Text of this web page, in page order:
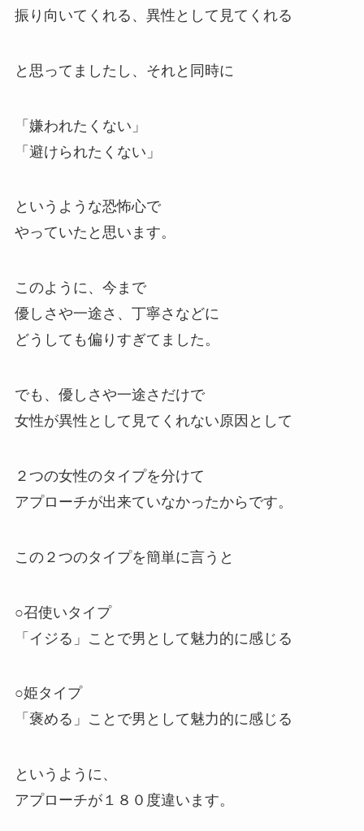
振り向いてくれる、異性として見てくれる
と思ってましたし、それと同時に
「嫌われたくない」
「避けられたくない」
というような恐怖心で
やっていたと思います。
このように、今まで
優しさや一途さ、丁寧さなどに
どうしても偏りすぎてました。
でも、優しさや一途さだけで
女性が異性として見てくれない原因として
２つの女性のタイプを分けて
アプローチが出来ていなかったからです。
この２つのタイプを簡単に言うと
○召使いタイプ
「イジる」ことで男として魅力的に感じる
○姫タイプ
「褒める」ことで男として魅力的に感じる
というように、
アプローチが１８０度違います。